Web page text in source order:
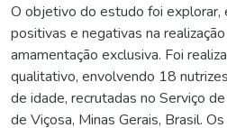
O objetivo do estudo foi explorar,
positivas e negativas na
amamentação exclusiva. Foi
qualitativo, envolvendo 18
de idade, recrutadas no Serviço
de Viçosa, Minas Gerais, Brasil.